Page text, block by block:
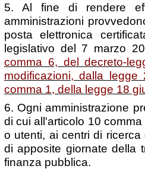
5. Al fine di rendere
amministrazioni
posta elettronica
legislativo del 7 marzo
comma 6, del decreto-
modificazioni, dalla
comma 1, della legge 18
6. Ogni amministrazione
di cui all'articolo 10
o utenti, ai centri di
di apposite giornate della
finanza pubblica.